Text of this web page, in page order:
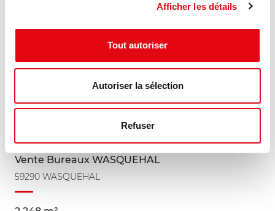
Afficher les détails
Tout autoriser
Autoriser la sélection
Refuser
Vente Bureaux WASQUEHAL
59290 WASQUEHAL